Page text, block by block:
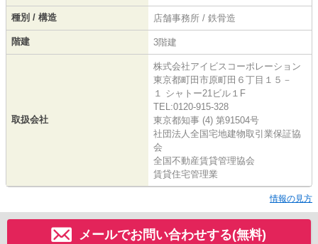
種別 / 構造 店舗事務所 / 鉄骨造
階建 3階建
取扱会社
株式会社アイビスコーポレーション
東京都町田市原町田６丁目１５－
１ シャトー21ビル１F
TEL:0120-915-328
東京都知事 (4) 第91504号
社団法人全国宅地建物取引業保証協
会
全国不動産賃貸管理協会
賃貸住宅管理業
情報の見方
メールでお問い合わせする(無料)